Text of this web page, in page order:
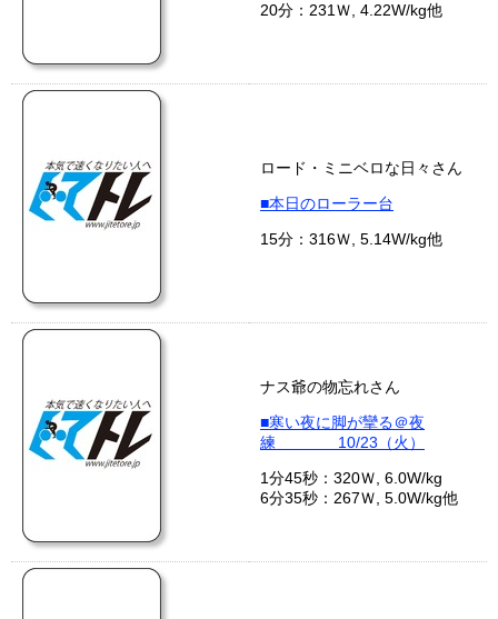
20分：231Ｗ, 4.22W/kg他
ロード・ミニベロな日々さん
■本日のローラー台
15分：316Ｗ, 5.14W/kg他
ナス爺の物忘れさん
■寒い夜に脚が攣る＠夜
練 10/23（火）
1分45秒：320Ｗ, 6.0W/kg
6分35秒：267Ｗ, 5.0W/kg他